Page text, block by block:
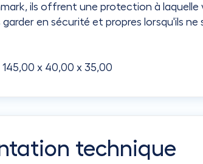
ils offrent une protection à
en sécurité et propres lorsqu'ils ne
145,00 x 40,00 x 35,00
technique